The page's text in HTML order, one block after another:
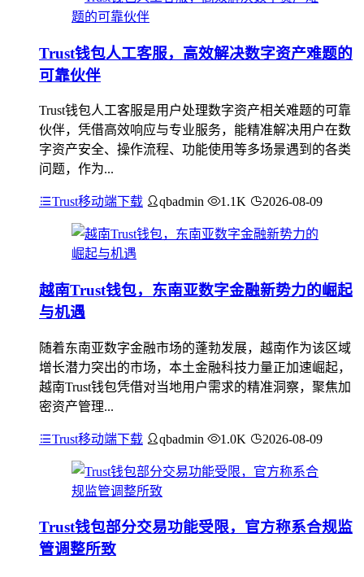
Trust钱包人工客服，高效解决数字资产难题的
可靠伙伴
Trust钱包人工客服是用户处理数字资产相关难题的可靠
伙伴，凭借高效响应与专业服务，能精准解决用户在数
字资产安全、操作流程、功能使用等多场景遇到的各类
问题，作为...
Trust移动端下载 qbadmin 1.1K 2026-08-09
越南Trust钱包，东南亚数字金融新势力的崛起
与机遇
随着东南亚数字金融市场的蓬勃发展，越南作为该区域
增长潜力突出的市场，本土金融科技力量正加速崛起，
越南Trust钱包凭借对当地用户需求的精准洞察，聚焦加
密资产管理...
Trust移动端下载 qbadmin 1.0K 2026-08-09
Trust钱包部分交易功能受限，官方称系合规监
管调整所致